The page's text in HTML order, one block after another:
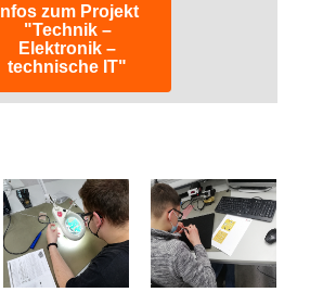
Infos zum Projekt
"Technik –
Elektronik –
technische IT"